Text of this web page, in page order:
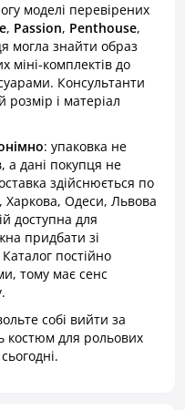
моделі перевірених
, Passion, Penthouse,
могла знайти образ
міні-комплектів до
Консультанти
розмір і матеріал
: упаковка не
а дані покупця не
здійснюється по
Харкова, Одеси, Львова
доступна для
придбати зі
постійно
тому має сенс
собі вийти за
костюм для рольових